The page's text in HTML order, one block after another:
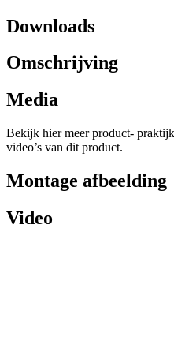
Downloads
Omschrijving
Media
Bekijk hier meer product-
video’s van dit product.
Montage afbeelding
Video